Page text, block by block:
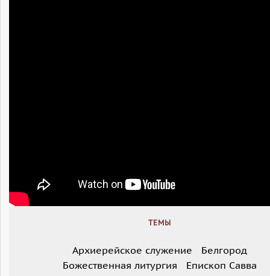
ТЕМЫ
Архиерейское служение
Белгород
Божественная литургия
Епископ Савва